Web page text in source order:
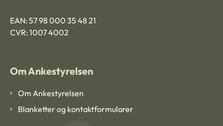
EAN: 57 98 000 35 48 21
CVR: 1007 4002
Om Ankestyrelsen
Om Ankestyrelsen
Blanketter og kontaktformularer